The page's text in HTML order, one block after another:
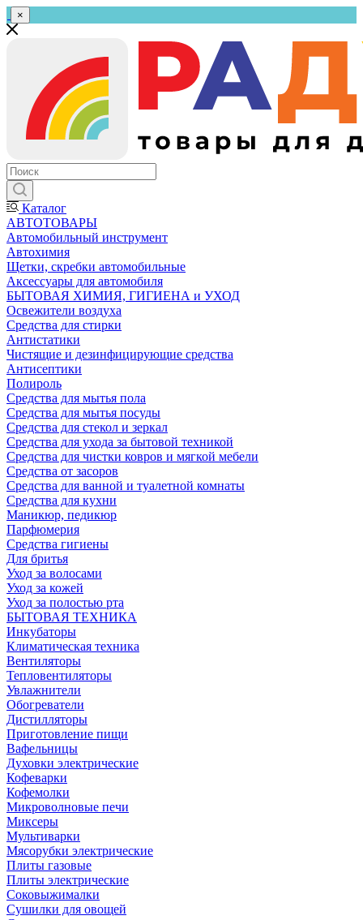
×
Каталог
АВТОТОВАРЫ
Автомобильный инструмент
Автохимия
Щетки, скребки автомобильные
Аксессуары для автомобиля
БЫТОВАЯ ХИМИЯ, ГИГИЕНА и УХОД
Освежители воздуха
Средства для стирки
Антистатики
Чистящие и дезинфицирующие средства
Антисептики
Полироль
Средства для мытья пола
Средства для мытья посуды
Средства для стекол и зеркал
Средства для ухода за бытовой техникой
Средства для чистки ковров и мягкой мебели
Средства от засоров
Средства для ванной и туалетной комнаты
Средства для кухни
Маникюр, педикюр
Парфюмерия
Средства гигиены
Для бритья
Уход за волосами
Уход за кожей
Уход за полостью рта
БЫТОВАЯ ТЕХНИКА
Инкубаторы
Климатическая техника
Вентиляторы
Тепловентиляторы
Увлажнители
Обогреватели
Дистилляторы
Приготовление пищи
Вафельницы
Духовки электрические
Кофеварки
Кофемолки
Микроволновые печи
Миксеры
Мультиварки
Мясорубки электрические
Плиты газовые
Плиты электрические
Соковыжималки
Сушилки для овощей